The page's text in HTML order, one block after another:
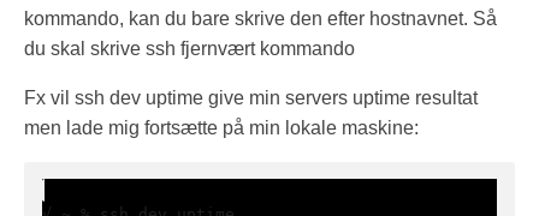
kommando, kan du bare skrive den efter hostnavnet. Så
du skal skrive ssh fjernvært kommando
Fx vil ssh dev uptime give min servers uptime resultat
men lade mig fortsætte på min lokale maskine: